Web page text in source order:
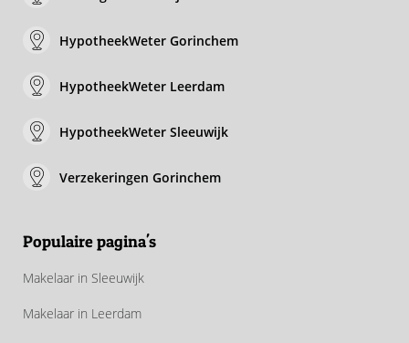
HypotheekWeter Gorinchem
HypotheekWeter Leerdam
HypotheekWeter Sleeuwijk
Verzekeringen Gorinchem
Populaire pagina's
Makelaar in Sleeuwijk
Makelaar in Leerdam